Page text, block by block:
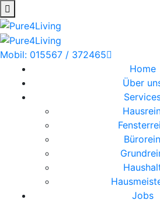
Mobil: 015567 / 372465
Home
Über
Jobs